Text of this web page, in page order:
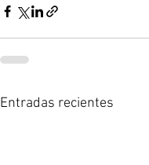
Entradas recientes